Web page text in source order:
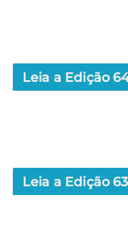
Leia a Edição
Leia a Edição 63